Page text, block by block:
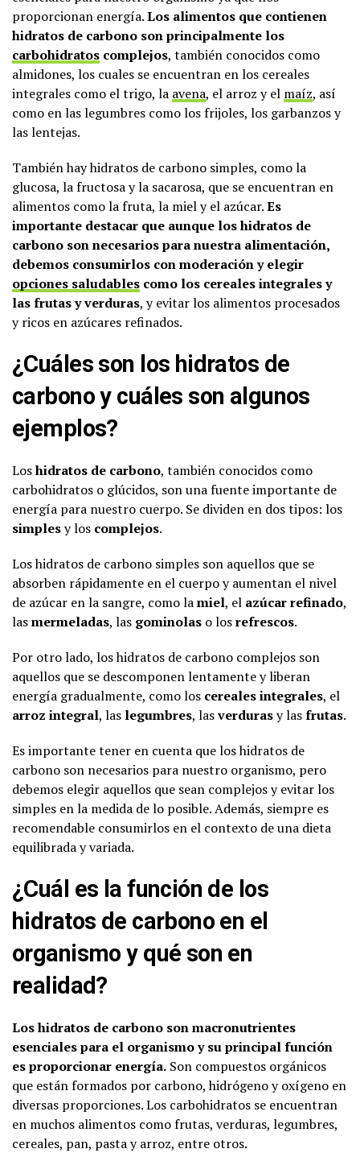
proporcionan energía.Los alimentos que contienen
hidratos de carbono son principalmente los
carbohidratos complejos, también conocidos como
almidones, los cuales se encuentran en los cereales
integrales como el trigo, la avena, el arroz y el maíz, así
como en las legumbres como los frijoles, los garbanzos y
las lentejas.
También hay hidratos de carbono simples, como la
glucosa, la fructosa y la sacarosa, que se encuentran en
alimentos como la fruta, la miel y el azúcar.Es
importante destacar que aunque los hidratos de
carbono son necesarios para nuestra alimentación,
debemos consumirlos con moderación y elegir
opciones saludables como los cereales integrales y
las frutas y verduras, y evitar los alimentos procesados
y ricos en azúcares refinados.
¿Cuáles son los hidratos de
carbono y cuáles son algunos
ejemplos?
Loshidratos de carbono, también conocidos como
carbohidratos o glúcidos, son una fuente importante de
energía para nuestro cuerpo. Se dividen en dos tipos: los
simplesy los complejos.
Los hidratos de carbono simples son aquellos que se
absorben rápidamente en el cuerpo y aumentan el nivel
de azúcar en la sangre, como lamiel, el azúcar refinado,
lasmermeladas, las gominolas o losrefrescos.
Por otro lado, los hidratos de carbono complejos son
aquellos que se descomponen lentamente y liberan
energía gradualmente, como los cereales integrales, el
arroz integral, las legumbres, lasverdurasy lasfrutas.
Es importante tener en cuenta que los hidratos de
carbono son necesarios para nuestro organismo, pero
debemos elegir aquellos que sean complejos y evitar los
simples en la medida de lo posible. Además, siempre es
recomendable consumirlos en el contexto de una dieta
equilibrada y variada.
¿Cuál es la función de los
hidratos de carbono en el
organismo y qué son en
realidad?
Los hidratos de carbono son macronutrientes
esenciales para el organismo y su principal función
es proporcionar energía. Son compuestos orgánicos
que están formados por carbono, hidrógeno y oxígeno en
diversas proporciones. Los carbohidratos se encuentran
en muchos alimentos como frutas, verduras, legumbres,
cereales, pan, pasta y arroz, entre otros.